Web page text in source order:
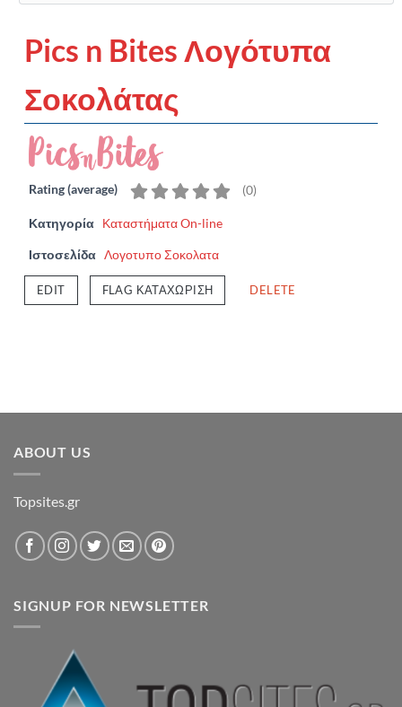
Pics n Bites Λογότυπα
Σοκολάτας
Rating (average) (0)
Κατηγορία Καταστήματα On-line
Ιστοσελίδα Λογοτυπο Σοκολατα
EDIT FLAG ΚΑΤΑΧΏΡΙΣΗ DELETE
ABOUT US
Topsites.gr
SIGNUP FOR NEWSLETTER